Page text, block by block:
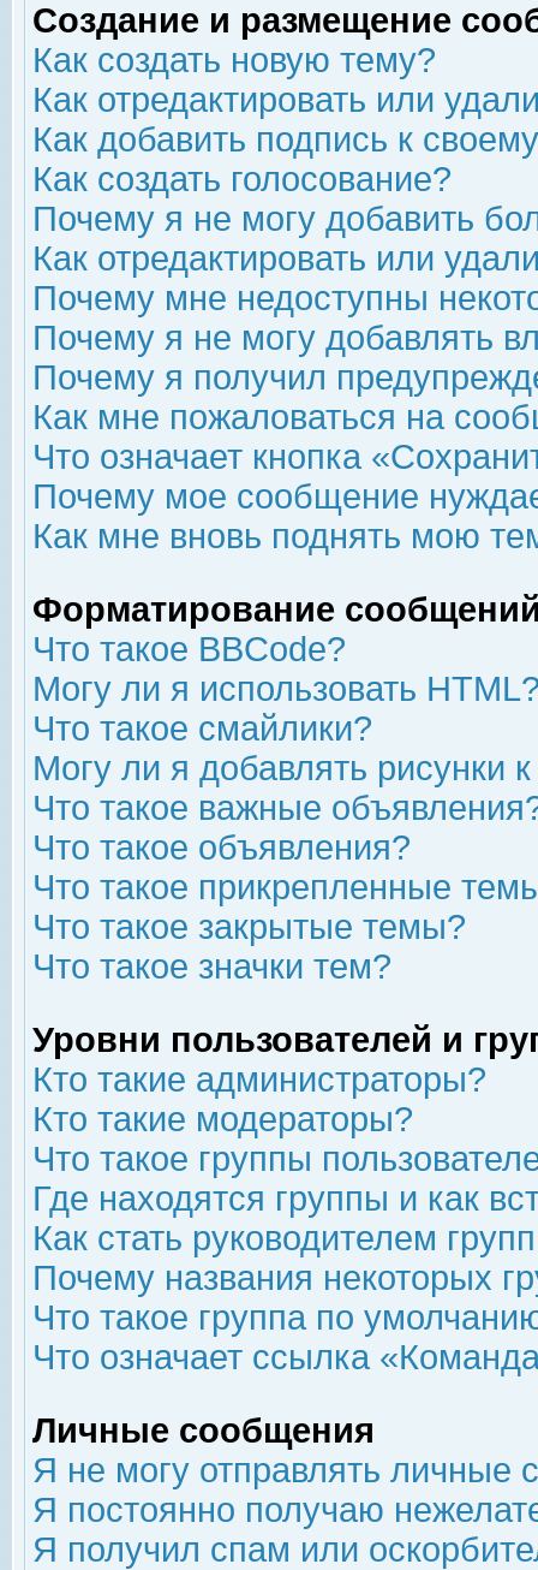
Создание и размещение
Как создать новую тему?
Как отредактировать или
Как добавить подпись к
Как создать голосование?
Почему я не могу добавить
Как отредактировать или
Почему мне недоступны
Почему я не могу добавлять
Почему я получил
Как мне пожаловаться на
Что означает кнопка
Почему мое сообщение
Как мне вновь поднять мою
Форматирование
Что такое BBCode?
Могу ли я использовать
Что такое смайлики?
Могу ли я добавлять рисунки
Что такое важные
Что такое объявления?
Что такое прикрепленные
Что такое закрытые темы?
Что такое значки тем?
Уровни пользователей и
Кто такие администраторы?
Кто такие модераторы?
Что такое группы
Где находятся группы и как
Как стать руководителем
Почему названия некоторых
Что такое группа по
Что означает ссылка
Личные сообщения
Я не могу отправлять личные
Я постоянно получаю
Я получил спам или